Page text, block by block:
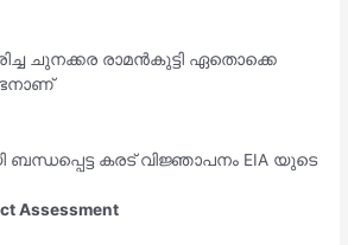
ചുനക്കര രാമൻകുട്ടി ഏതൊക്കെ
ബന്ധപ്പെട്ട കരട് വിജ്ഞാപനം EIA യുടെ
Assessment